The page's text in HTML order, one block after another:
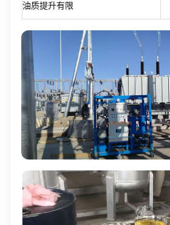
油质提升有限